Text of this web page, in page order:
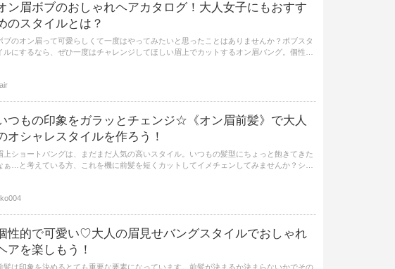
ン眉ボブのおしゃれヘアカタログ！大人女子にもおすす
のスタイルとは？
ブのオン眉って可愛らしくて一度はやってみたいと思ったことはありませんか？ボブスタ
ルにするなら、ぜひ一度はチャレンジしてほしい眉上でカットするオン眉バング。個性的
つもの印象をガラッとチェンジ☆《オン眉前髪》で大人
オシャレスタイルを作ろう！
上ショートバングは、まだまだ人気の高いスタイル。いつもの髪型にちょっと飽きてきた
ぁ…と考えている方、これを機に前髪を短くカットしてイメチェンしてみませんか？ショ
性的で可愛い♡大人の眉見せバングスタイルでおしゃれ
アを楽しもう！
髪は印象を決めるとても重要な要素になっています。前髪が決まるか決まらないかでその